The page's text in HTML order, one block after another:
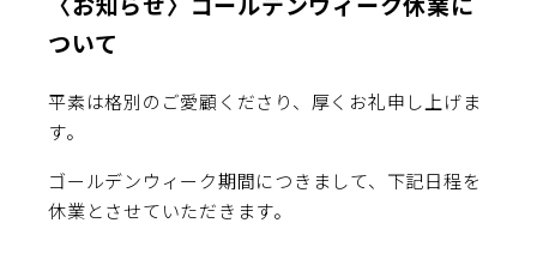
ついて
平素は格別のご愛顧くださり、厚くお礼申し上げま
す。
ゴールデンウィーク期間につきまして、下記日程を
休業とさせていただきます。